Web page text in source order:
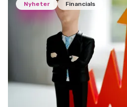
Nyheter Financials